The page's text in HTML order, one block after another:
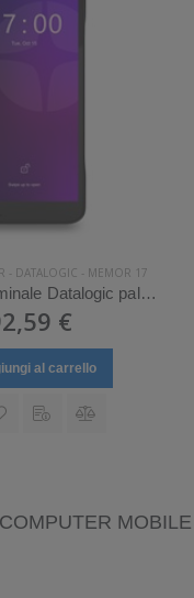
- DATALOGIC - MEMOR 17
944950014 - Terminale Datalogic palmare modello Memor 17
€
al carrello